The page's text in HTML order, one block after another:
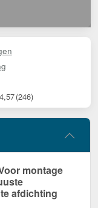
4,57(246)
montage
afdichting